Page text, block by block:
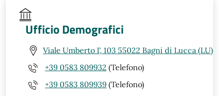
Ufficio Demografici
Viale Umberto I', 103 55022 Bagni di Lucca (LU)
+39 0583 809932 (Telefono)
+39 0583 809939 (Telefono)